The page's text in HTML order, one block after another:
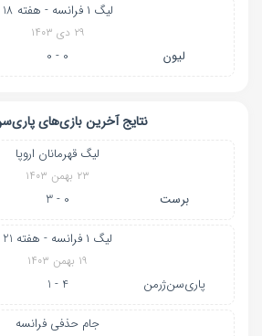
لیگ ۱ فرانسه - هفته 18
۲۹ دی ۱۴۰۳
لیون 0 - 0
نتایج آخرین بازی‌های
لیگ قهرمانان اروپا
۲۳ بهمن ۱۴۰۳
برست 0 - 3
لیگ ۱ فرانسه - هفته 21
۱۹ بهمن ۱۴۰۳
پاری‌سن‌ژرمن 4 - 1
جام حذفی فرانسه